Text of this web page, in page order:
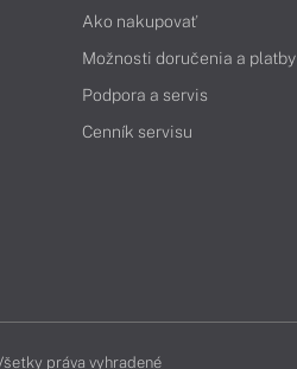
Ako nakupovať
Možnosti doručenia a platby
Podpora a servis
Cenník servisu
práva vyhradené